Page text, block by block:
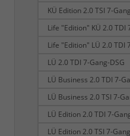
KÜ Edition 2.0 TSI 7-
Life "Edition" KÜ 2.0 TDI
Life "Edition" LÜ 2.0 TDI
LÜ 2.0 TDI 7-Gang-DSG
LÜ Business 2.0 TDI 7-
LÜ Business 2.0 TSI 7-
LÜ Edition 2.0 TDI 7-
LÜ Edition 2.0 TSI 7-